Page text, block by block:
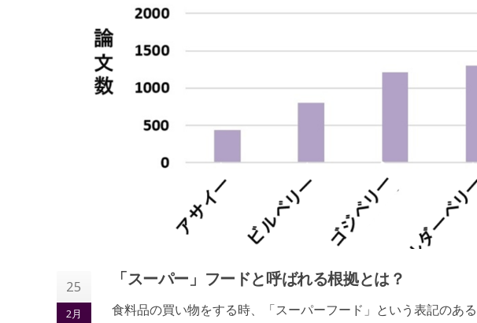
25
2月
「スーパー」フードと呼ばれる根拠とは？
食料品の買い物をする時、「スーパーフード」という表記のあ